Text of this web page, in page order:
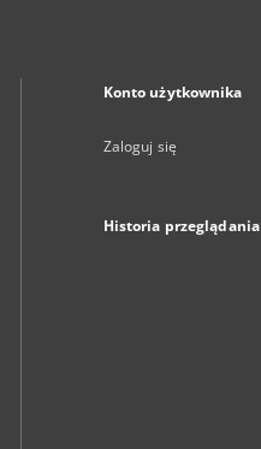
Konto użytkownika
Zaloguj się
Historia przeglądania